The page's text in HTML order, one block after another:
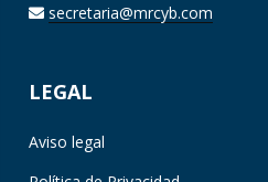
secretaria@mrcyb.com
LEGAL
Aviso legal